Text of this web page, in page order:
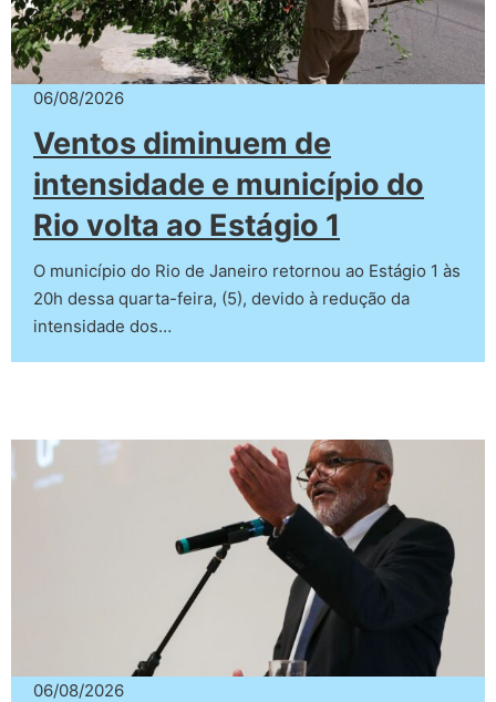
06/08/2026
Ventos diminuem de
intensidade e município do
Rio volta ao Estágio 1
O município do Rio de Janeiro retornou ao Estágio 1 às
20h dessa quarta-feira, (5), devido à redução da
intensidade dos…
06/08/2026